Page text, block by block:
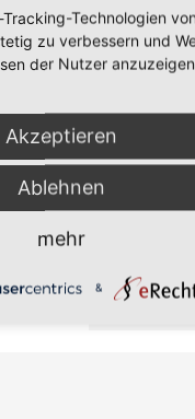
KW (PS)
Getriebe
Farbe
Sitzplätze
Technologien
zu verbessern und
der Nutzer
Akzeptieren
Ablehnen
mehr
&